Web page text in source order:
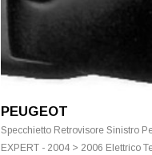
PEUGEOT
Specchietto Retrovisore Sinistro
EXPERT - 2004 > 2006 Elettrico